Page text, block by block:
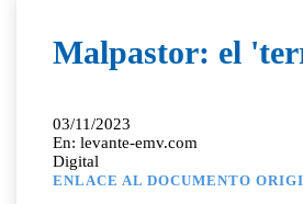
Malpastor: el
03/11/2023
En: levante-emv.com
Digital
ENLACE AL DOCUMENTO